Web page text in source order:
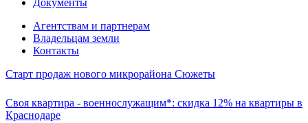
Документы
Агентствам и партнерам
Владельцам земли
Контакты
Старт продаж нового микрорайона Сюжеты
Своя квартира - военнослужащим*: скидка 12% на квартиры в
Краснодаре